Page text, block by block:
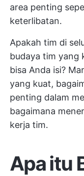
area penting
keterlibatan.
Apakah tim di
budaya tim yang
bisa Anda isi?
yang kuat,
penting dalam
bagaimana
kerja tim.
Apa itu